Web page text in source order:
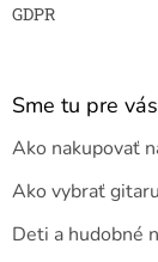
GDPR
Sme tu pre vás
Ako nakupovať
Ako vybrať
Deti a hudobné